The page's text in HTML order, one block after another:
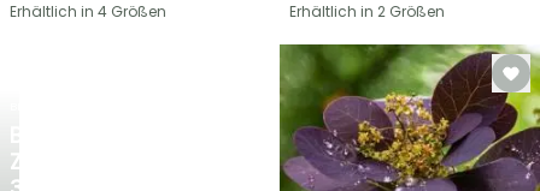
ZU
Erhältlich in 4 Größen
Erhältlich in 2 Größen